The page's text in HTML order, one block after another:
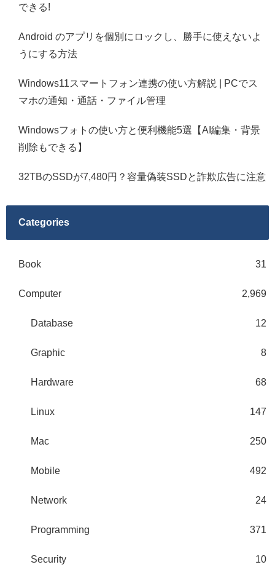
できる!
Android のアプリを個別にロックし、勝手に使えないよ
うにする方法
Windows11スマートフォン連携の使い方解説 | PCでス
マホの通知・通話・ファイル管理
Windowsフォトの使い方と便利機能5選【AI編集・背景
削除もできる】
32TBのSSDが7,480円？容量偽装SSDと詐欺広告に注意
Categories
Book 31
Computer 2,969
Database 12
Graphic 8
Hardware 68
Linux 147
Mac 250
Mobile 492
Network 24
Programming 371
Security 10